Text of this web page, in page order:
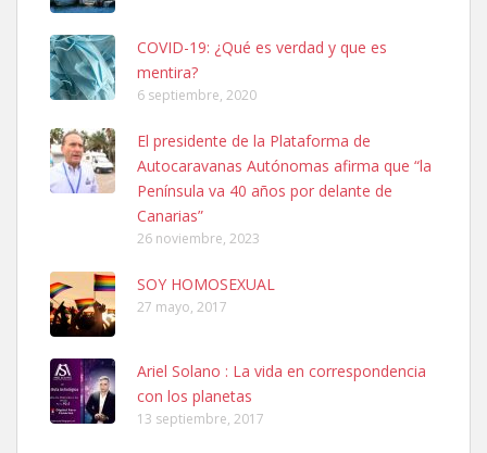
SHIBA PERDIDO AVDA JOSE MESA Y LOPEZ
PERRO MACHO RAZA SHIBA CON MICROCHIP PERDIDO HOY
06/07/2025 ZONA MESA Y LOPEZ. ES MUY ASUSTADIZO
Leales.org » Gran Canaria
6.7.2025
Ninfa perdida
El día 5 se los perdió una ninfa papillera, asustada tiene miedo a la
calle, se perdió por la zon...
COVID-19: ¿Qué es verdad y que es
mentira?
6 septiembre, 2020
El presidente de la Plataforma de
Autocaravanas Autónomas afirma que “la
Península va 40 años por delante de
Canarias”
26 noviembre, 2023
SOY HOMOSEXUAL
27 mayo, 2017
Ariel Solano : La vida en correspondencia
con los planetas
13 septiembre, 2017